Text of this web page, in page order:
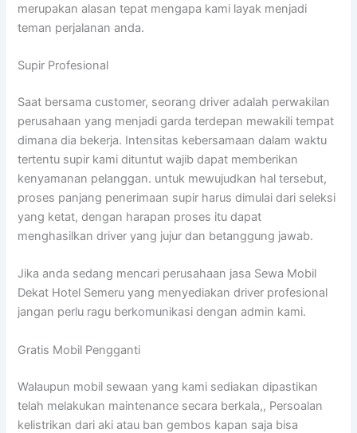
merupakan alasan tepat mengapa kami layak menjadi
teman perjalanan anda.
Supir Profesional
Saat bersama customer, seorang driver adalah perwakilan
perusahaan yang menjadi garda terdepan mewakili tempat
dimana dia bekerja. Intensitas kebersamaan dalam waktu
tertentu supir kami dituntut wajib dapat memberikan
kenyamanan pelanggan. untuk mewujudkan hal tersebut,
proses panjang penerimaan supir harus dimulai dari seleksi
yang ketat, dengan harapan proses itu dapat
menghasilkan driver yang jujur dan betanggung jawab.
Jika anda sedang mencari perusahaan jasa Sewa Mobil
Dekat Hotel Semeru yang menyediakan driver profesional
jangan perlu ragu berkomunikasi dengan admin kami.
Gratis Mobil Pengganti
Walaupun mobil sewaan yang kami sediakan dipastikan
telah melakukan maintenance secara berkala,, Persoalan
kelistrikan dari aki atau ban gembos kapan saja bisa